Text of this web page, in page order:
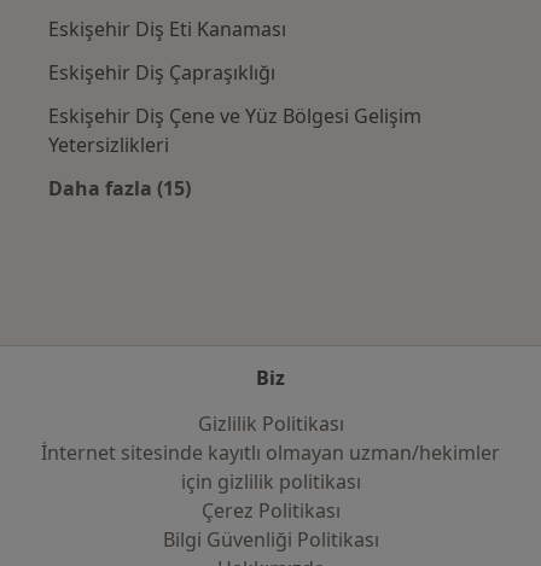
Eskişehir Diş Eti Kanaması
Eskişehir Diş Çapraşıklığı
Eskişehir Diş Çene ve Yüz Bölgesi Gelişim
Yetersizlikleri
Daha fazla (15)
Biz
Gizlilik Politikası
İnternet sitesinde kayıtlı olmayan uzman/hekimler
i̇çin gizlilik politikası
Çerez Politikası
Bilgi Güvenliği Politikası